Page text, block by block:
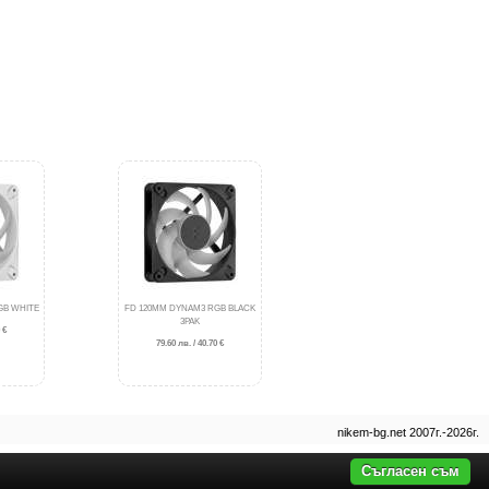
WHITE
€
FD 120MM DYNAM3 RGB BLACK
3PAK
79.60 лв. / 40.70 €
nikem-bg.net 2007г.-2026г.
Съгласен съм